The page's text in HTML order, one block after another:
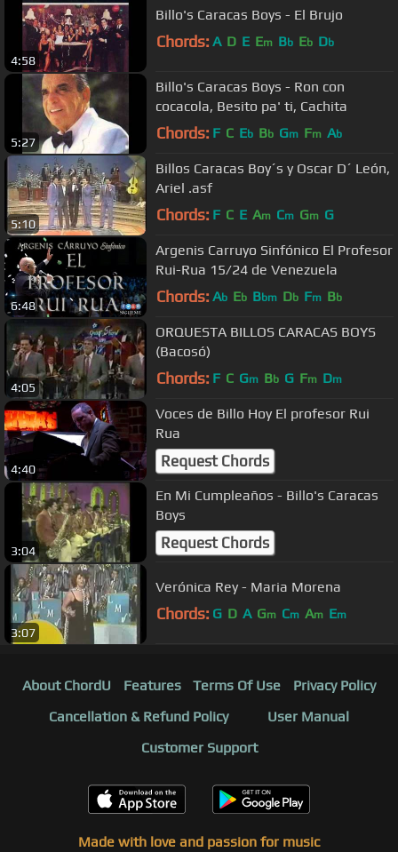
4:58
Billo's Caracas Boys - El Brujo
Chords: A D E Em Bb Eb Db
5:27
Billo's Caracas Boys - Ron con
cocacola, Besito pa' ti, Cachita
Chords: F C Eb Bb Gm Fm Ab
5:10
Billos Caracas Boy´s y Oscar D´ León,
Ariel .asf
Chords: F C E Am Cm Gm G
6:48
Argenis Carruyo Sinfónico El Profesor
Rui-Rua 15/24 de Venezuela
Chords: Ab Eb Bbm Db Fm Bb
4:05
ORQUESTA BILLOS CARACAS BOYS
(Bacosó)
Chords: F C Gm Bb G Fm Dm
4:40
Voces de Billo Hoy El profesor Rui
Rua
Request Chords
3:04
En Mi Cumpleaños - Billo's Caracas
Boys
Request Chords
3:07
Verónica Rey - Maria Morena
Chords: G D A Gm Cm Am Em
About ChordU Features Terms Of Use
Privacy Policy
Cancellation & Refund Policy
User Manual
Customer Support
Made with love and passion for music